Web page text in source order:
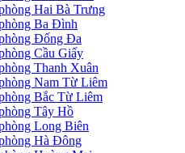
Hai Bà Trưng
Ba Đình
Đống Đa
Cầu Giấy
Thanh Xuân
Nam Từ Liêm
Bắc Từ Liêm
Tây Hồ
Long Biên
Hà Đông